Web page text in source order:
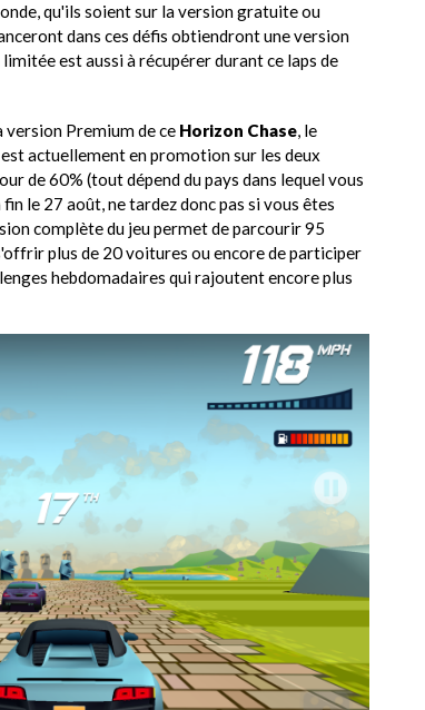
qu'ils soient sur la version gratuite ou
dans ces défis obtiendront une version
est aussi à récupérer durant ce laps de
version Premium de ce Horizon Chase, le
actuellement en promotion sur les deux
de 60% (tout dépend du pays dans lequel vous
le 27 août, ne tardez donc pas si vous êtes
complète du jeu permet de parcourir 95
plus de 20 voitures ou encore de participer
hebdomadaires qui rajoutent encore plus